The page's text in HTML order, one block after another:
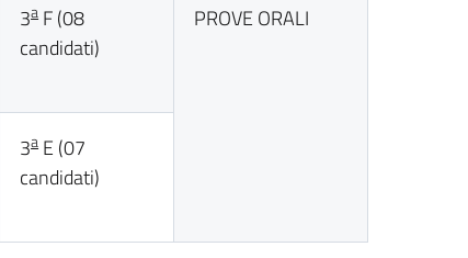
3a F (08
candidati)
PROVE ORALI
3a E (07
candidati)